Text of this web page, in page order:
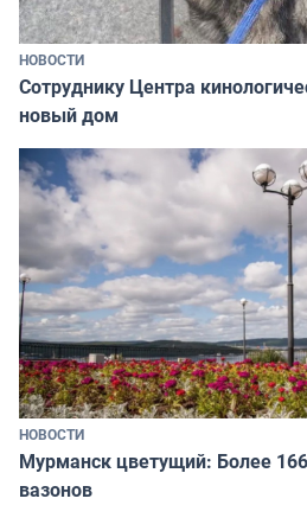
НОВОСТИ
Сотруднику Центра
новый дом
НОВОСТИ
Мурманск цветущий: Более
вазонов